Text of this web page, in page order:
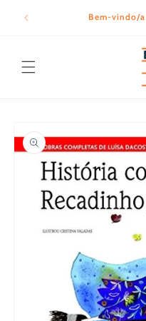
para o
Bem-vindo/a
informação
do produto